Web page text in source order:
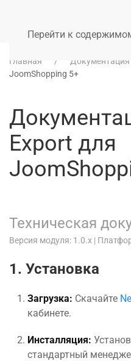
Перейти к
Главная Документация
JoomShopping 5+
Export для
Техническая
Версия модуля: 1.0.x |
1. Установка
Загрузка: Скачайте
кабинете.
Инсталляция:
стандартный